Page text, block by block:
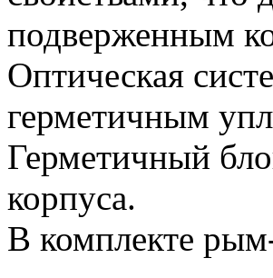
подверженным
Оптическая
герметичным
Герметичный
корпуса.
В комплекте